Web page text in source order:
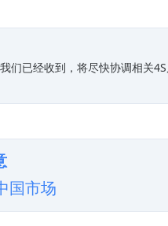
们已经收到，将尽快协调相关
国市场